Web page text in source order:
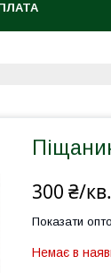
300 ₴/
Показати
Немає в